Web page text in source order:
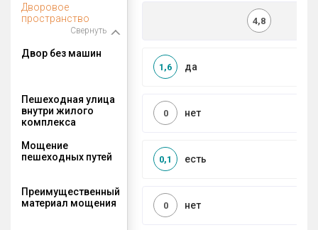
Дворовое
пространство
Свернуть
4,8
Двор без машин
да
1,6
Пешеходная улица
внутри жилого
комплекса
нет
0
Мощение
пешеходных путей
есть
0,1
Преимущественный
материал мощения
нет
0